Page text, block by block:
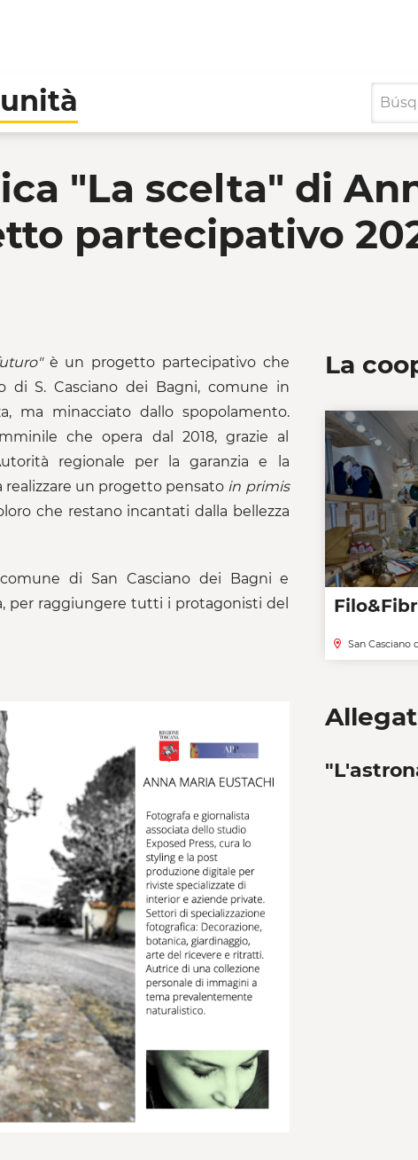
"La scelta" di
partecipativo
è un progetto partecipativo che
S. Casciano dei Bagni, comune in
ma minacciato dallo spopolamento.
che opera dal 2018, grazie al
regionale per la garanzia e la
realizzare un progetto pensato in primis
che restano incantati dalla bellezza
di San Casciano dei Bagni e
per raggiungere tutti i protagonisti del
La
San Casciano